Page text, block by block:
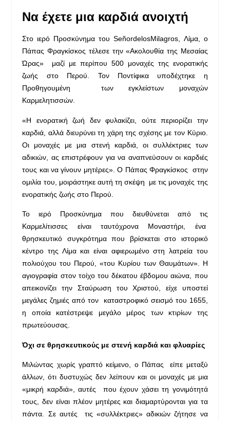
Να έχετε μια καρδιά ανοιχτή
Στο ιερό Προσκύνημα του SeñordelosMilagros, Λίμα, ο
Πάπας Φραγκίσκος τέλεσε την «Ακολουθία της Μεσαίας
Ώρας» μαζί με περίπου 500 μοναχές της ενορατικής
ζωής στο Περού. Τον Ποντίφικα υποδέχτηκε η
Προθηγουμένη των εγκλείστων μοναχών
Καρμελητισσών.
«Η ενορατική ζωή δεν φυλακίζει, ούτε περιορίζει την
καρδιά, αλλά διευρύνει τη χάρη της σχέσης με τον Κύριο.
Οι μοναχές με μια στενή καρδιά, οι συλλέκτριες των
αδικιών, ας επιστρέφουν για να αναπνεύσουν οι καρδιές
τους και να γίνουν μητέρες». Ο Πάπας Φραγκίσκος στην
ομιλία του, μοιράστηκε αυτή τη σκέψη με τις μοναχές της
ενορατικής ζωής στο Περού.
Το ιερό Προσκύνημα που διευθύνεται από τις
Καρμελίτισσες είναι ταυτόχρονα Μοναστήρι, ένα
θρησκευτικό συγκρότημα που βρίσκεται στο ιστορικό
κέντρο της Λίμα και είναι αφιερωμένο στη λατρεία του
πολιούχου του Περού, «του Κυρίου των Θαυμάτων». Η
αγιογραφία στον τοίχο του δέκατου έβδομου αιώνα, που
απεικονίζει την Σταύρωση του Χριστού, είχε υποστεί
μεγάλες ζημιές από τον καταστροφικό σεισμό του 1655,
η οποία κατέστρεψε μεγάλο μέρος των κτιρίων της
πρωτεύουσας.
Όχι σε θρησκευτικούς με στενή καρδιά και φλυαρίες
Μιλώντας χωρίς γραπτό κείμενο, ο Πάπας είπε μεταξύ
άλλων, ότι δυστυχώς δεν λείπουν και οι μοναχές με μια
«μικρή καρδιά», αυτές που έχουν χάσει τη γονιμότητά
τους, δεν είναι πλέον μητέρες και διαμαρτύρονται για τα
πάντα. Σε αυτές τις «συλλέκτριες» αδικιών ζήτησε να